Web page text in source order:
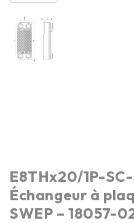
E8THx20/1P-
Échangeur à
SWEP – 18057-